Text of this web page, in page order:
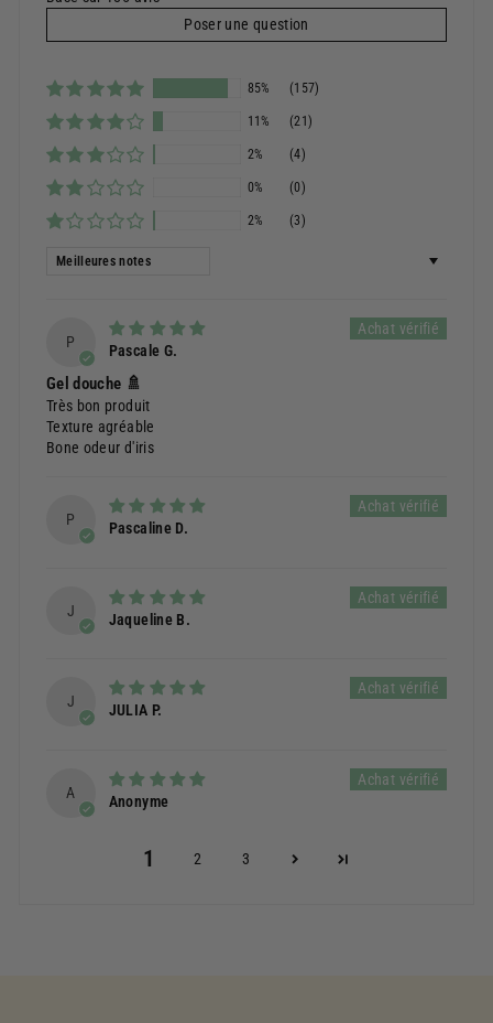
Poser une question
85% (157)
11% (21)
2% (4)
0% (0)
2% (3)
Sort by
P
Pascale G.
Gel douche 🚿
Très bon produit
Texture agréable
Bone odeur d'iris
P
Pascaline D.
J
Jaqueline B.
J
JULIA P.
A
Anonyme
1 2 3